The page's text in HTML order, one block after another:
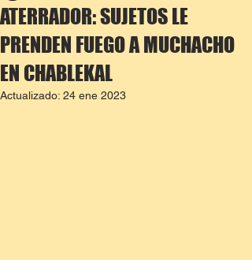
ATERRADOR: SUJETOS LE
PRENDEN FUEGO A MUCHACHO
EN CHABLEKAL
Actualizado: 24 ene 2023